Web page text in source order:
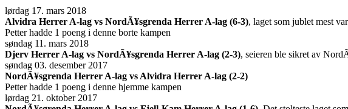
lørdag 17. mars 2018
Alvidra Herrer A-lag vs NordÃ¥sgrenda Herrer A-lag (6-3), laget som jublet mest
Petter hadde 1 poeng i denne borte kampen
søndag 11. mars 2018
Djerv Herrer A-lag vs NordÃ¥sgrenda Herrer A-lag (2-3), seieren ble sikret av
søndag 03. desember 2017
NordÃ¥sgrenda Herrer A-lag vs Alvidra Herrer A-lag (2-2)
Petter hadde 1 poeng i denne hjemme kampen
lørdag 21. oktober 2017